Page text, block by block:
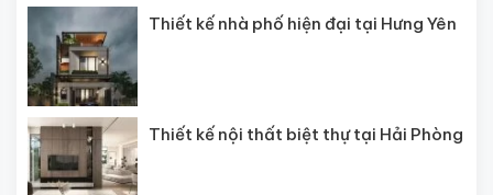
Thiết kế nhà phố hiện đại tại Hưng Yên
Thiết kế nội thất biệt thự tại Hải Phòng